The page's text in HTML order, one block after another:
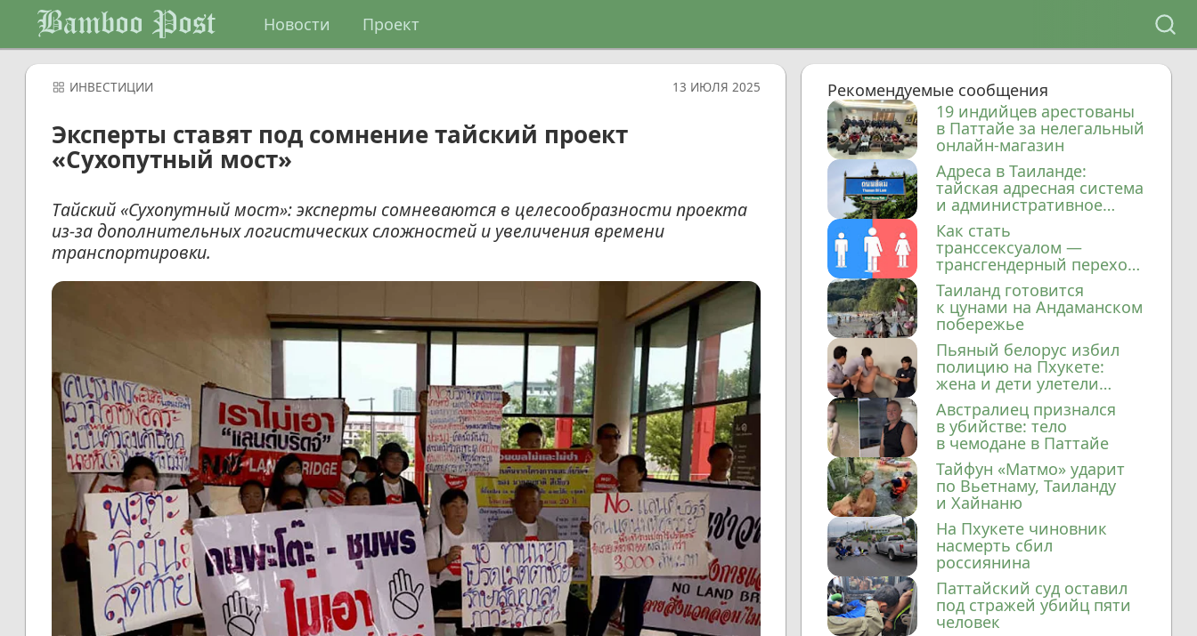
Bamboo Post Новости Проект
ИНВЕСТИЦИИ 13 ИЮЛЯ 2025
Эксперты ставят под сомнение тайский проект
«Сухопутный мост»
Тайский «Сухопутный мост»: эксперты сомневаются в целесообразности проекта
из-за дополнительных логистических сложностей и увеличения времени
транспортировки.
Рекомендуемые сообщения
19 индийцев арестованы
в Паттайе за нелегальный
онлайн-магазин
Адреса в Таиланде:
тайская адресная система
и административное
деление
Как стать
транссексуалом —
трансгендерный переход
в Таиланде
Таиланд готовится
к цунами на Андаманском
побережье
Пьяный белорус избил
полицию на Пхукете:
жена и дети улетели
домой
Австралиец признался
в убийстве: тело
в чемодане в Паттайе
Тайфун «Матмо» ударит
по Вьетнаму, Таиланду
и Хайнаню
На Пхукете чиновник
насмерть сбил
россиянина
Паттайский суд оставил
под стражей убийц пяти
человек